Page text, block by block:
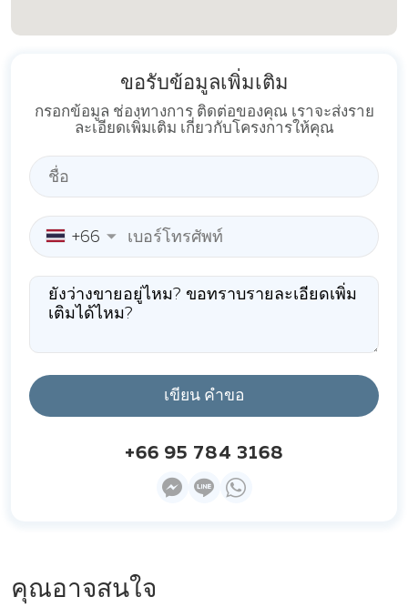
ขอรับข้อมูลเพิ่มเติม
กรอกข้อมูล ช่องทางการ ติดต่อของคุณ เราจะส่งราย
ละเอียดเพิ่มเติม เกี่ยวกับโครงการให้คุณ
+66
เขียน คำขอ
+66 95 784 3168
คุณอาจสนใจ